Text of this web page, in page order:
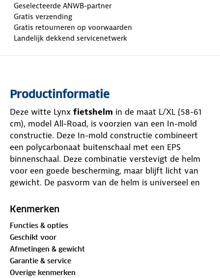
Geselecteerde ANWB-partner
Gratis verzending
Gratis retourneren op voorwaarden
Landelijk dekkend servicenetwerk
Productinformatie
Deze witte Lynx fietshelm in de maat L/XL (58-61
cm), model All-Road, is voorzien van een In-mold
constructie. Deze In-mold constructie combineert
een polycarbonaat buitenschaal met een EPS
binnenschaal. Deze combinatie verstevigt de helm
voor een goede bescherming, maar blijft licht van
gewicht. De pasvorm van de helm is universeel en
draaien via de knop aan de achterzijde. De
zijn wasbaar en middels klittenbank makkelijk los te
halen. In totaal zijn er 24 ventilatiegaten
aangebracht, welke zorgen voor een goede
luchtstroom door de helm, voor maximale
Kenmerken
Functies & opties
Geschikt voor
Afmetingen & gewicht
Garantie & service
Overige kenmerken